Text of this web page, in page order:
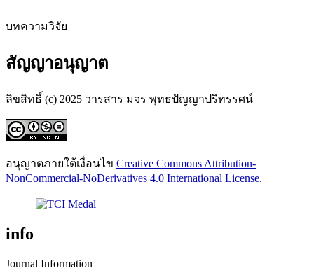
บทความวิจัย
สัญญาอนุญาต
ลิขสิทธิ์ (c) 2025 วารสาร มจร พุทธปัญญาปริทรรศน์
อนุญาตภายใต้เงื่อนไข Creative Commons Attribution-
NonCommercial-NoDerivatives 4.0 International License.
info
Journal Information